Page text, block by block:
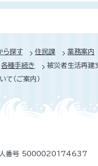
ら探す 住民課 業務案内
各種手続き
被災者生活再建
て（ご案内）
番号 5000020174637